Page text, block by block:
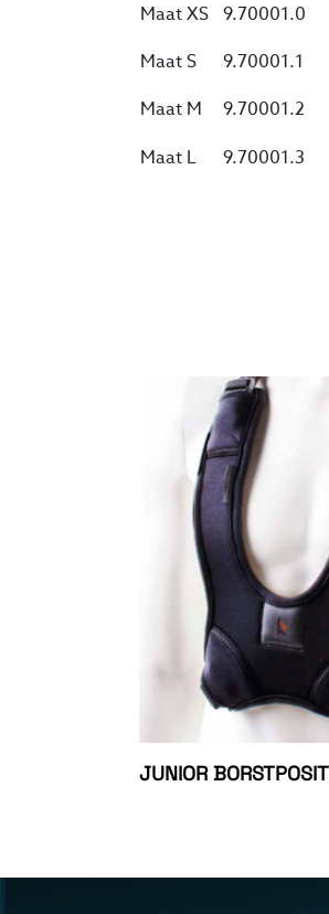
Maat XS 9.70001.0
Maat S
9.70001.1
Maat M
9.70001.2
Maat L
9.70001.3
JUNIOR